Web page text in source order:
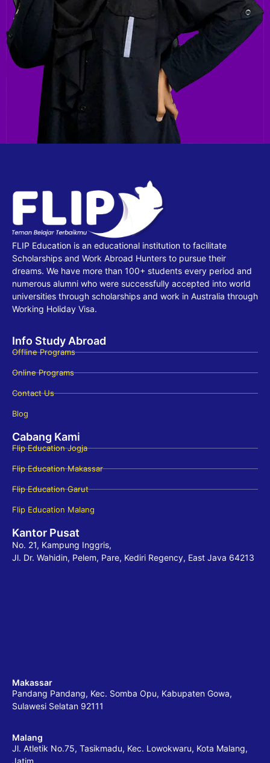
FLIP Education is an educational institution to facilitate
Scholarships and Work Abroad Hunters to pursue their
dreams. We have more than 100+ students every period and
numerous alumni who were successfully accepted into world
universities through scholarships and work in Australia through
Working Holiday Visa.
Info Study Abroad
Offline Programs
Online Programs
Contact Us
Blog
Cabang Kami
Flip Education Jogja
Flip Education Makassar
Flip Education Garut
Flip Education Malang
Kantor Pusat
No. 21, Kampung Inggris,
Jl. Dr. Wahidin, Pelem, Pare, Kediri Regency, East Java 64213
Makassar
Pandang Pandang, Kec. Somba Opu, Kabupaten Gowa,
Sulawesi Selatan 92111
Malang
Jl. Atletik No.75, Tasikmadu, Kec. Lowokwaru, Kota Malang,
Jatim